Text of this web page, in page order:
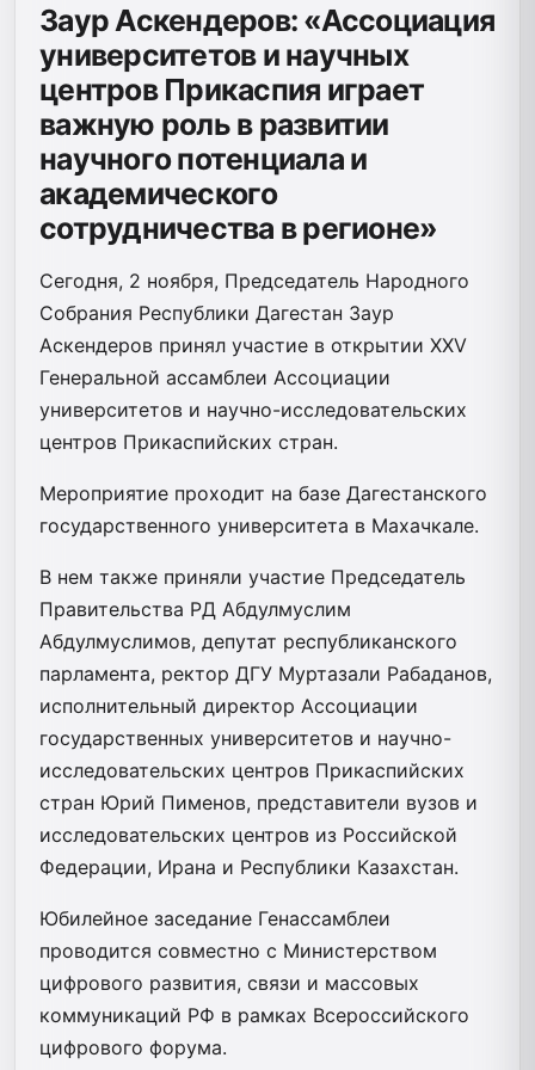
Заур Аскендеров: «Ассоциация
университетов и научных
центров Прикаспия играет
важную роль в развитии
научного потенциала и
академического
сотрудничества в регионе»
Сегодня, 2 ноября, Председатель Народного
Собрания Республики Дагестан Заур
Аскендеров принял участие в открытии XXV
Генеральной ассамблеи Ассоциации
университетов и научно-исследовательских
центров Прикаспийских стран.
Мероприятие проходит на базе Дагестанского
государственного университета в Махачкале.
В нем также приняли участие Председатель
Правительства РД Абдулмуслим
Абдулмуслимов, депутат республиканского
парламента, ректор ДГУ Муртазали Рабаданов,
исполнительный директор Ассоциации
государственных университетов и научно-
исследовательских центров Прикаспийских
стран Юрий Пименов, представители вузов и
исследовательских центров из Российской
Федерации, Ирана и Республики Казахстан.
Юбилейное заседание Генассамблеи
проводится совместно с Министерством
цифрового развития, связи и массовых
коммуникаций РФ в рамках Всероссийского
цифрового форума.